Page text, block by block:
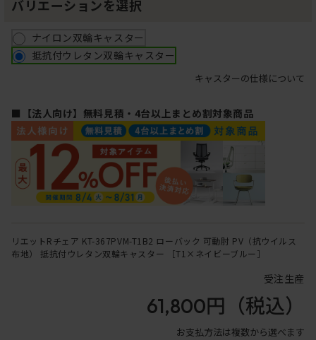
バリエーションを選択
ナイロン双輪キャスター
抵抗付ウレタン双輪キャスター
キャスターの仕様について
■【法人向け】無料見積・4台以上まとめ割対象商品
リエットRチェア KT-367PVM-T1B2 ローバック 可動肘 PV（抗ウイルス
布地） 抵抗付ウレタン双輪キャスター ［T1×ネイビーブルー］
受注生産
61,800円 （税込）
お支払方法は複数から選べます